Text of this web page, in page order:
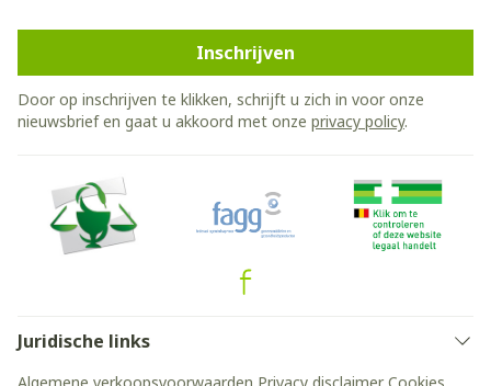
Inschrijven
Door op inschrijven te klikken, schrijft u zich in voor onze
nieuwsbrief en gaat u akkoord met onze privacy policy.
Juridische links